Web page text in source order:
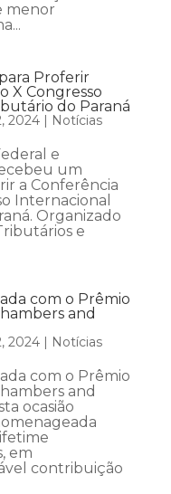
menor
Proferir
X Congresso
do Paraná
2024| Notícias
e
um
a Conferência
Internacional
Organizado
e
com o Prêmio
and
2024| Notícias
com o Prêmio
and
ocasião
em
contribuição